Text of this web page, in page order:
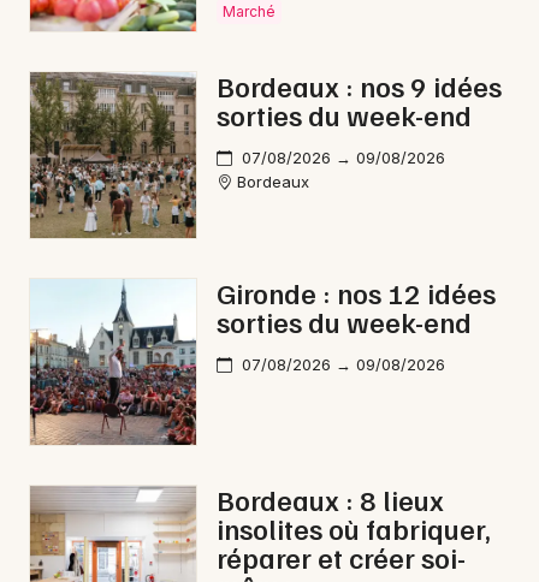
Sorties & loisirs
Montagne en Gironde
Montagne en Aquitaine
Montagne en Nouvelle-Aquitaine
Newsletter des sorties
Artistes en tournée
Actus à Bazas
Toutes les villes Marché
Bordeaux : nos 9 idées
sorties du week-end
07/08/2026 → 09/08/2026
Bordeaux
Gironde : nos 12 idées
sorties du week-end
07/08/2026 → 09/08/2026
Bordeaux : 8 lieux
insolites où fabriquer,
réparer et créer soi-